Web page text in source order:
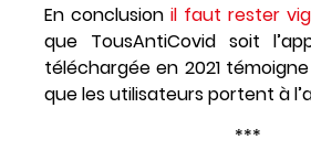
En conclusion il faut rester
que TousAntiCovid soit
téléchargée en 2021
que les utilisateurs portent à
***